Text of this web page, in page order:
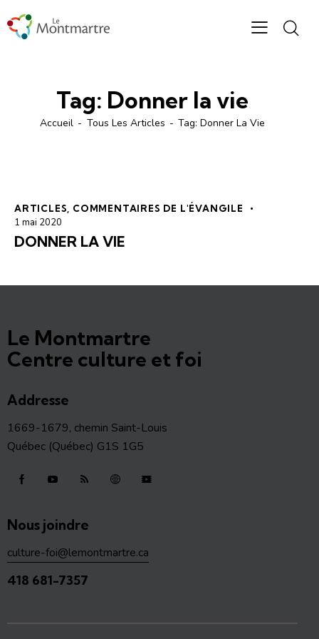
Tag: Donner la vie
Accueil Tous Les Articles Tag: Donner La Vie
ARTICLES COMMENTAIRES DE L'ÉVANGILE
1 mai 2020
DONNER LA VIE
Le Montmartre
Centre culture et foi
Addresse
1669-1679, chemin Saint-Louis
Québec (Québec) G1S 1G5
Nous joindre
culture-foi@lemontmartre.ca
418 681-7357